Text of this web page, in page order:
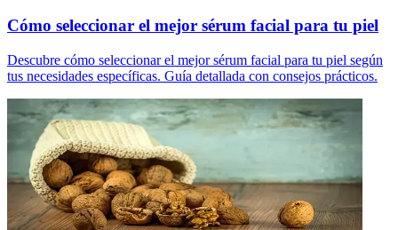
Cómo seleccionar el mejor sérum facial para tu piel
Descubre cómo seleccionar el mejor sérum facial para tu piel según
tus necesidades específicas. Guía detallada con consejos prácticos.